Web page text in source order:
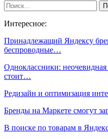
Интересное:
Принадлежащий Яндексу
беспроводные…
Одноклассники: неочевидная
стоит…
Редизайн и оптимизация
Бренды на Маркете смогут
В поиске по товарам в